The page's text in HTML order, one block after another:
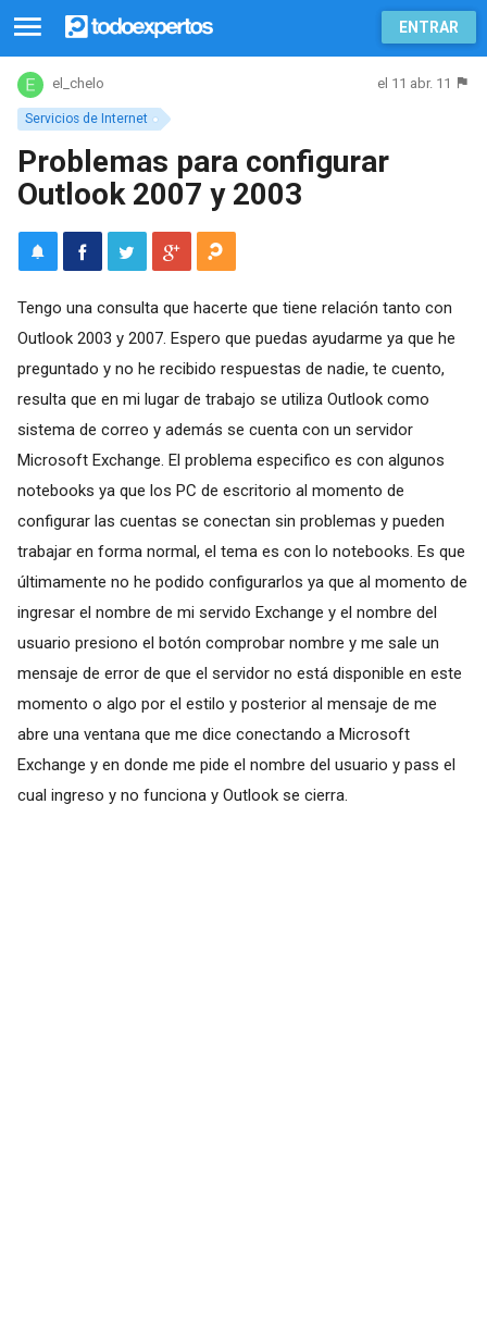
ENTRAR
Servicios de Internet
el_chelo el 11 abr. 11
Problemas para configurar
Outlook 2007 y 2003
Tengo una consulta que hacerte que tiene relación tanto con
Outlook 2003 y 2007. Espero que puedas ayudarme ya que he
preguntado y no he recibido respuestas de nadie, te cuento,
resulta que en mi lugar de trabajo se utiliza Outlook como
sistema de correo y además se cuenta con un servidor
Microsoft Exchange. El problema especifico es con algunos
notebooks ya que los PC de escritorio al momento de
configurar las cuentas se conectan sin problemas y pueden
trabajar en forma normal, el tema es con lo notebooks. Es que
últimamente no he podido configurarlos ya que al momento de
ingresar el nombre de mi servido Exchange y el nombre del
usuario presiono el botón comprobar nombre y me sale un
mensaje de error de que el servidor no está disponible en este
momento o algo por el estilo y posterior al mensaje de me
abre una ventana que me dice conectando a Microsoft
Exchange y en donde me pide el nombre del usuario y pass el
cual ingreso y no funciona y Outlook se cierra.